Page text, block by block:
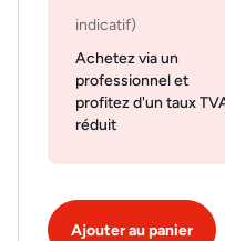
indicatif)
Achetez via un
professionnel et
profitez d'un taux
réduit
Ajouter au panier